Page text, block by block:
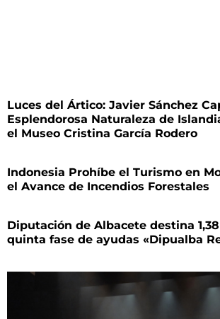
Luces del Ártico: Javier Sánchez
Esplendorosa Naturaleza de
el Museo Cristina García Rodero
Indonesia Prohíbe el Turismo en
el Avance de Incendios Forestales
Diputación de Albacete destina
quinta fase de ayudas «Dipualba